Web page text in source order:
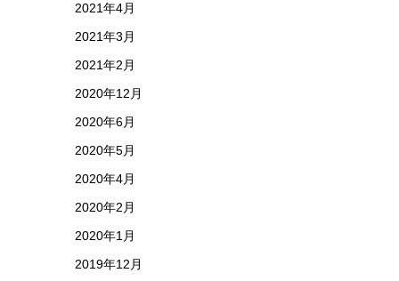
2021年4月
2021年3月
2021年2月
2020年12月
2020年6月
2020年5月
2020年4月
2020年2月
2020年1月
2019年12月